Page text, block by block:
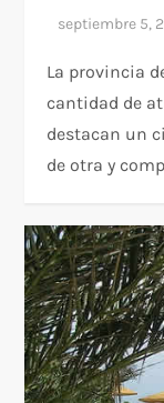
La provincia
cantidad de
destacan un
de otra y